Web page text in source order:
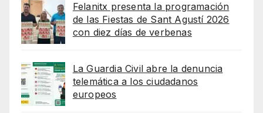
Felanitx presenta la programación
de las Fiestas de Sant Agustí 2026
con diez días de verbenas
La Guardia Civil abre la denuncia
telemática a los ciudadanos
europeos